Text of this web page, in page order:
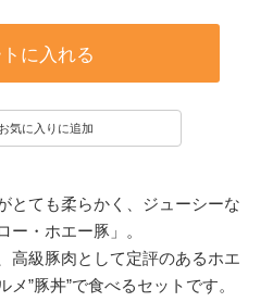
に入れる
お気に入りに追加
とても柔らかく、ジューシーな
ー・ホエー豚」。
高級豚肉として定評のあるホエ
”豚丼”で食べるセットです。